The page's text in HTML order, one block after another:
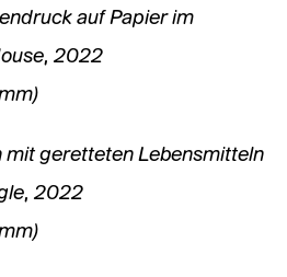
auf Papier im
2022
mit geretteten Lebensmitteln
2022